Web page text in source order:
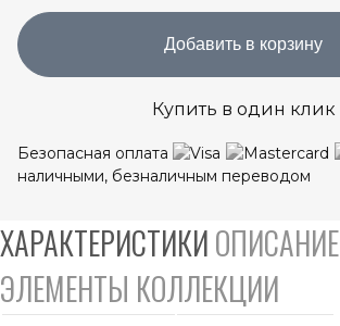
Добавить в корзину
Купить в один клик
Безопасная оплата
наличными, безналичным переводом
ХАРАКТЕРИСТИКИОПИСАНИЕ
ЭЛЕМЕНТЫ КОЛЛЕКЦИИ